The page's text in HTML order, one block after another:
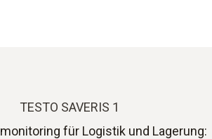
TESTO SAVERIS 1
für Logistik und Lagerung: